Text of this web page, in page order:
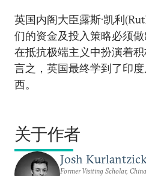
英国内阁大臣露斯·凯利
们的资金及投入策略必须
在抵抗极端主义中扮演着
言之，英国最终学到了印
西。
关于作者
Josh
Former Visiting Scholar,